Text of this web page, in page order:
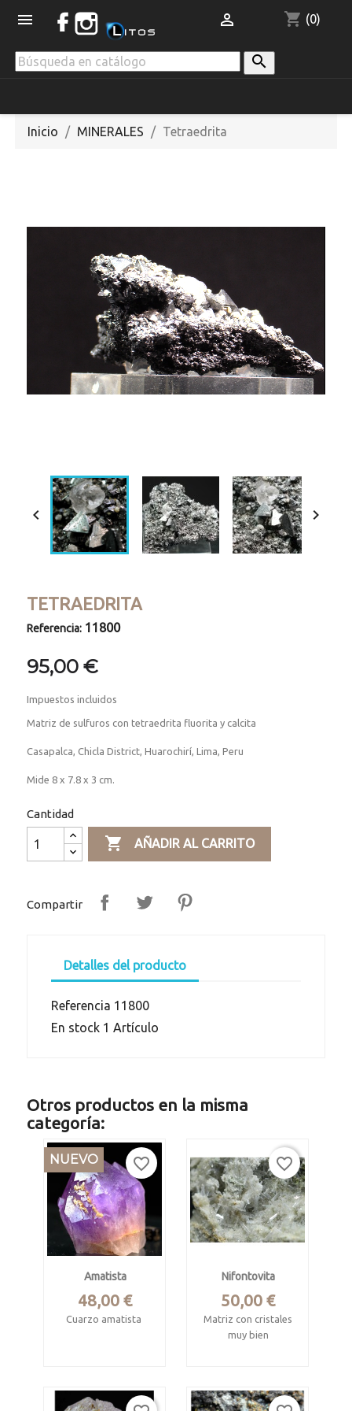
 shopping_cart (0)


Inicio MINERALES Tetraedrita
 
TETRAEDRITA
Referencia: 11800
95,00 €
Impuestos incluidos
Matriz de sulfuros con tetraedrita fluorita y calcita
Casapalca, Chicla District, Huarochirí, Lima, Peru
Mide 8 x 7.8 x 3 cm.
Cantidad
 AÑADIR AL CARRITO
Compartir
Detalles del producto
Referencia 11800
En stock 1 Artículo
Otros productos en la misma
categoría:
Amatista
Precio
48,00 €
Cuarzo amatista
Ejemplar de 8.3 x 7 x
5.3 cm.
NUEVO favorite_border
Nifontovita
Precio
50,00 €
Matriz con cristales
muy bien
Potosí, Mexico
favorite_border